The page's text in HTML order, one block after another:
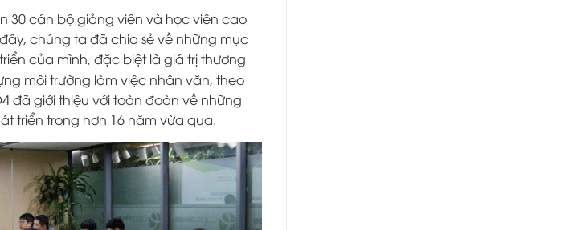
30 cán bộ giảng viên và học viên cao
chúng ta đã chia sẻ về những mục
của mình, đặc biệt là giá trị thương
môi trường làm việc nhân văn, theo
đã giới thiệu với toàn đoàn về những
triển trong hơn 16 năm vừa qua.